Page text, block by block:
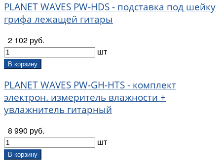
PLANET WAVES PW-HDS - подставка под шейку
грифа лежащей гитары
2 102 руб.
шт
В корзину
PLANET WAVES PW-GH-HTS - комплект
электрон. измеритель влажности +
увлажнитель гитарный
8 990 руб.
шт
В корзину